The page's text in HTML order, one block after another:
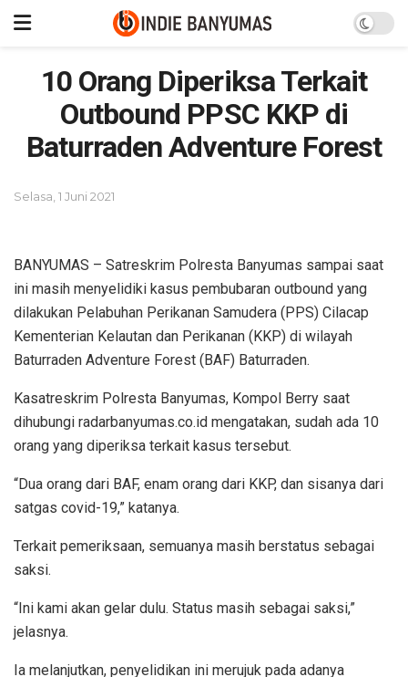
10 Orang Diperiksa Terkait
Outbound PPSC KKP di
Baturraden Adventure Forest
Selasa, 1 Juni 2021
BANYUMAS – Satreskrim Polresta Banyumas sampai saat
ini masih menyelidiki kasus pembubaran outbound yang
dilakukan Pelabuhan Perikanan Samudera (PPS) Cilacap
Kementerian Kelautan dan Perikanan (KKP) di wilayah
Baturraden Adventure Forest (BAF) Baturraden.
Kasatreskrim Polresta Banyumas, Kompol Berry saat
dihubungi radarbanyumas.co.id mengatakan, sudah ada 10
orang yang diperiksa terkait kasus tersebut.
“Dua orang dari BAF, enam orang dari KKP, dan sisanya dari
satgas covid-19,” katanya.
Terkait pemeriksaan, semuanya masih berstatus sebagai
saksi.
“Ini kami akan gelar dulu. Status masih sebagai saksi,”
jelasnya.
Ia melanjutkan, penyelidikan ini merujuk pada adanya